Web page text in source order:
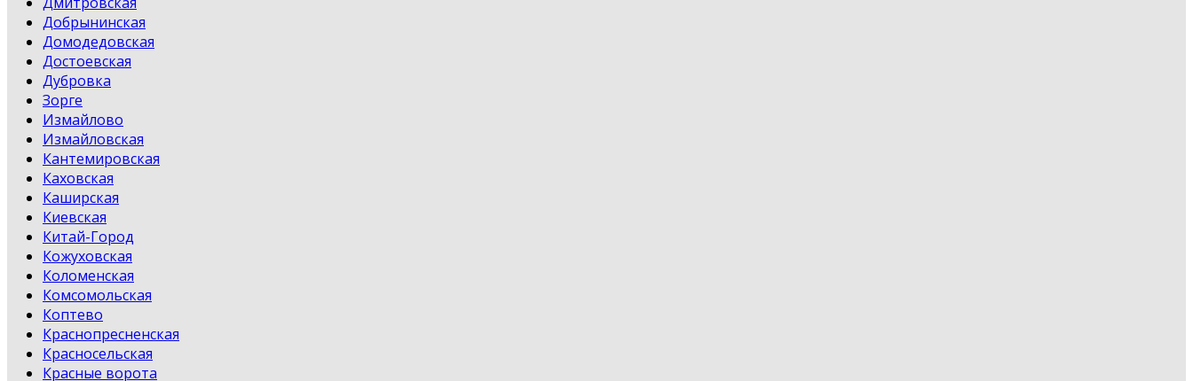
Добрынинская
Домодедовская
Достоевская
Дубровка
Зорге
Измайлово
Измайловская
Кантемировская
Каховская
Каширская
Киевская
Китай-Город
Кожуховская
Коломенская
Комсомольская
Коптево
Краснопресненская
Красносельская
Красные ворота